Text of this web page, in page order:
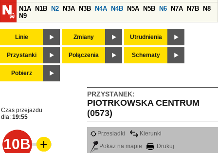
N1A
N1B N2 N3A N3B N4A N4B N5A N5B N6 N7A N7B
N8
N9
Linie Zmiany Utrudnienia
Przystanki Połączenia Schematy
Pobierz
PRZYSTANEK:
PIOTRKOWSKA CENTRUM
(0573)
Czas przejazdu
dla: 19:55
10B
Przesiadki
Kierunki
Pokaż na mapie
Drukuj